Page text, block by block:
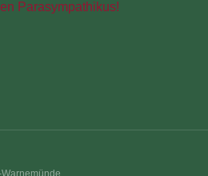
Parasympathikus!